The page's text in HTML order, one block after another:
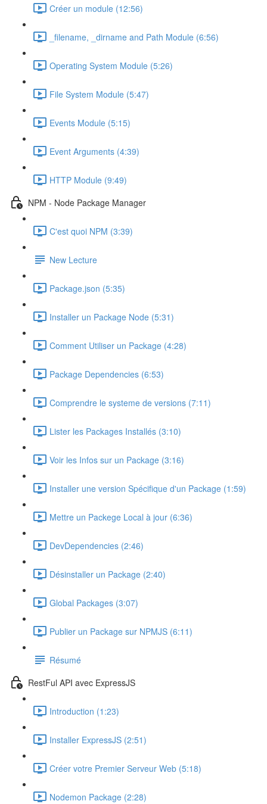
Créer un module (12:56)
_filename, _dirname and Path Module (6:56)
Operating System Module (5:26)
File System Module (5:47)
Events Module (5:15)
Event Arguments (4:39)
HTTP Module (9:49)
NPM - Node Package Manager
C'est quoi NPM (3:39)
New Lecture
Package.json (5:35)
Installer un Package Node (5:31)
Comment Utiliser un Package (4:28)
Package Dependencies (6:53)
Comprendre le systeme de versions (7:11)
Lister les Packages Installés (3:10)
Voir les Infos sur un Package (3:16)
Installer une version Spécifique d'un Package (1:59)
Mettre un Packege Local à jour (6:36)
DevDependencies (2:46)
Désinstaller un Package (2:40)
Global Packages (3:07)
Publier un Package sur NPMJS (6:11)
Résumé
RestFul API avec ExpressJS
Introduction (1:23)
Installer ExpressJS (2:51)
Créer votre Premier Serveur Web (5:18)
Nodemon Package (2:28)